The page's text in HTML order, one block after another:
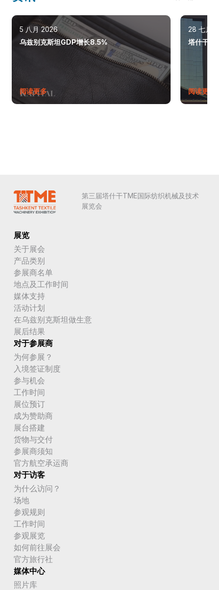
5 八月 2026
乌兹别克斯坦GDP增长8.5%
阅读更多
28 七月
塔什干巩
阅读更多
第三届塔什干TME国际纺织机械及技术
展览会
展览
关于展会
产品类别
参展商名单
地点及工作时间
媒体支持
活动计划
在乌兹别克斯坦做生意
展后结果
对于参展商
为何参展？
入境签证制度
参与机会
工作时间
展位预订
成为赞助商
展台搭建
货物与交付
参展商须知
官方航空承运商
对于访客
为什么访问？
场地
参观规则
工作时间
参观展览
如何前往展会
官方旅行社
媒体中心
照片库